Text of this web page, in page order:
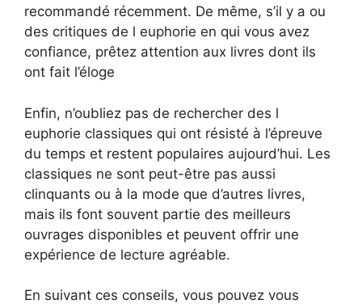
recommandé récemment. De même, s’il y a ou
des critiques de l euphorie en qui vous avez
confiance, prêtez attention aux livres dont ils
ont fait l’éloge
Enfin, n’oubliez pas de rechercher des l
euphorie classiques qui ont résisté à l’épreuve
du temps et restent populaires aujourd’hui. Les
classiques ne sont peut-être pas aussi
clinquants ou à la mode que d’autres livres,
mais ils font souvent partie des meilleurs
ouvrages disponibles et peuvent offrir une
expérience de lecture agréable.
En suivant ces conseils, vous pouvez vous